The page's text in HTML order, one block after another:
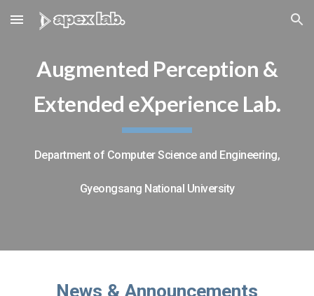
Skip to main content Skip to navigation
Augmented Perception &
Extended eXperience Lab.
Department of Computer Science and Engineering,
Gyeongsang National University
News & Announcements